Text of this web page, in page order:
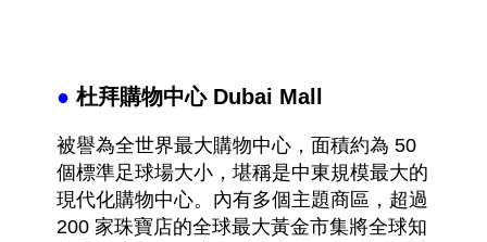
●杜拜購物中心 Dubai Mall
被譽為全世界最大購物中心，面積約為 50
個標準足球場大小，堪稱是中東規模最大的
現代化購物中心。內有多個主題商區，超過
200 家珠寶店的全球最大黃金市集將全球知